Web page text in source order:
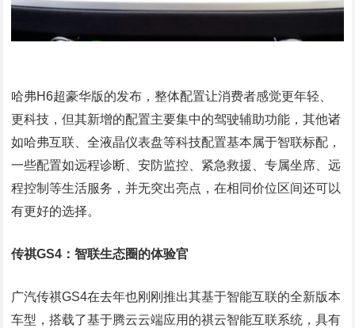
哈弗H6超豪华版的发布，整体配置让消费者感觉更年轻、
更科技，但其新增的配置主要集中的驾驶辅助功能，其他诸
如哈弗互联、全液晶仪表盘等科技配置基本属于智联标配，
一些配置如远程诊断、安防监控、紧急救援、专属坐席、远
程控制等生活服务，并无突出亮点，在相同价位区间还可以
有更好的选择。
传祺GS4：智联生态圈的体验官
广汽传祺GS4在去年也刚刚推出其基于智能互联的全新版本
车型，搭载了基于腾云云端应用的祺云智能互联系统，具有